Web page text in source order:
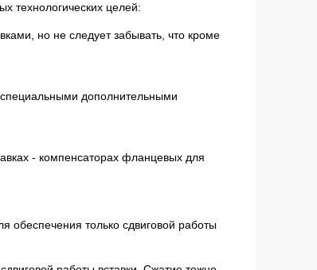
технологических целей:
но не следует забывать, что кроме
специальными дополнительными
- компенсаторах фланцевых для
обеспечения только сдвиговой работы